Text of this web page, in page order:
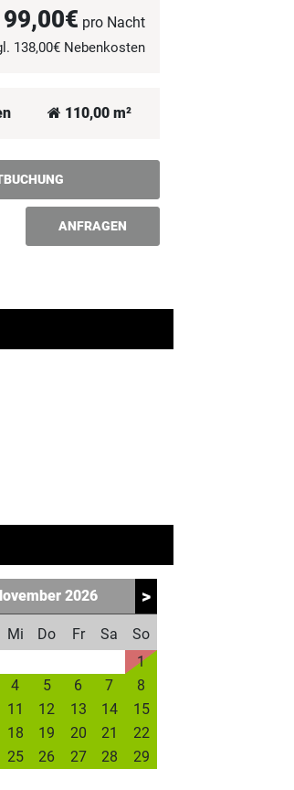
99,00€ pro Nacht
138,00€ Nebenkosten
110,00 m²
ANFRAGEN
2026
Mi Do Fr Sa
So
1
4 5 6 7
8
11 12 13 14
15
18 19 20 21
22
25 26 27 28
29
>